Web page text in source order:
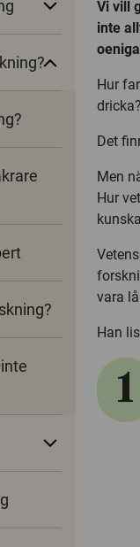
Vi vill
inte
Hur
Det
Men
Hur
vara
Han
1